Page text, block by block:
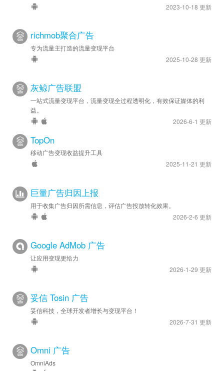
2023-10-18 更新
richmob聚合广告
专为流量主打造的流量变现平台
2025-10-28 更新
灰鲸广告联盟
一站式流量变现平台，流量变现全过程透明化，有效保证媒体的利
益。
2026-6-1 更新
TopOn
移动广告变现收益提升工具
2025-11-21 更新
巨量广告归因上报
用于收集广告归因所需信息，评估广告投放转化效果。
2026-2-6 更新
Google AdMob 广告
让应用变现更给力
2026-1-29 更新
妥信 Tosin 广告
妥信科技，全球开发者增长与变现平台！
2026-7-31 更新
Omni 广告
OmniAds